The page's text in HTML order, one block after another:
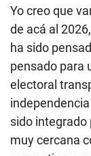
Yo creo que
de acá al
ha sido
pensado para
electoral
sido integrado
muy cercana